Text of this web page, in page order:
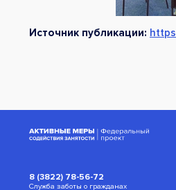
Источник публикации:
8 (3822) 78-56-72
Служба заботы о гражданах